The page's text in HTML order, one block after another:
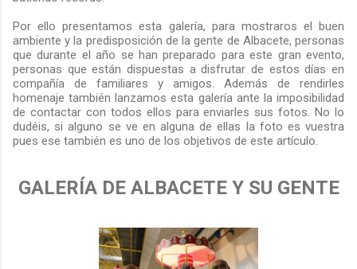
Por ello presentamos esta galería, para mostraros el buen
ambiente y la predisposición de la gente de Albacete, personas
que durante el año se han preparado para este gran evento,
personas que están dispuestas a disfrutar de estos días en
compañía de familiares y amigos. Además de rendirles
homenaje también lanzamos esta galería ante la imposibilidad
de contactar con todos ellos para enviarles sus fotos. No lo
dudéis, si alguno se ve en alguna de ellas la foto es vuestra
pues ese también es uno de los objetivos de este artículo.
GALERÍA DE ALBACETE Y SU GENTE